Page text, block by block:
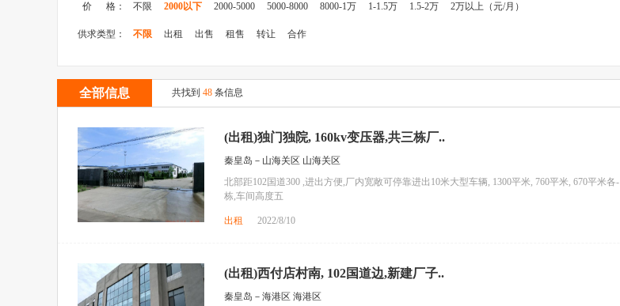
价 格： 不限 2000以下 2000-5000 5000-8000 8000-1万 1-1.5万 1.5-2万 2万以上（元/月）
供求类型： 不限 出租 出售 租售 转让 合作
全部信息 共找到 48 条信息
(出租)独门独院, 160kv变压器,共三栋厂..
秦皇岛－山海关区 山海关区
北部距102国道300 ,进出方便,厂内宽敞可停靠进出10米大型车辆, 1300平米, 760平米, 670平米各-
栋,车间高度五
出租 2022/8/10
(出租)西付店村南, 102国道边,新建厂子..
秦皇岛－海港区 海港区